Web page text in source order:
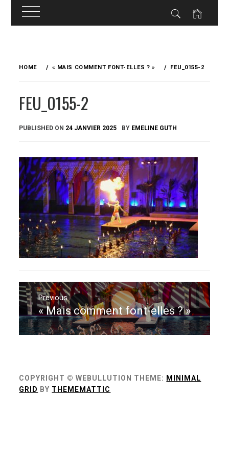
HOME « MAIS COMMENT FONT-ELLES ? » FEU_0155-2
FEU_0155-2
PUBLISHED ON 24 JANVIER 2025 BY EMELINE GUTH
Navigation
de
l’article
Previous
Previous
post:
« Mais comment font-elles ? »
COPYRIGHT © WEBULLUTION THEME: MINIMAL
GRID BY THEMEMATTIC